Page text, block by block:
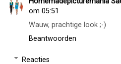
om 05:51
Wauw, prachtige look ;-)
Beantwoorden
Reacties